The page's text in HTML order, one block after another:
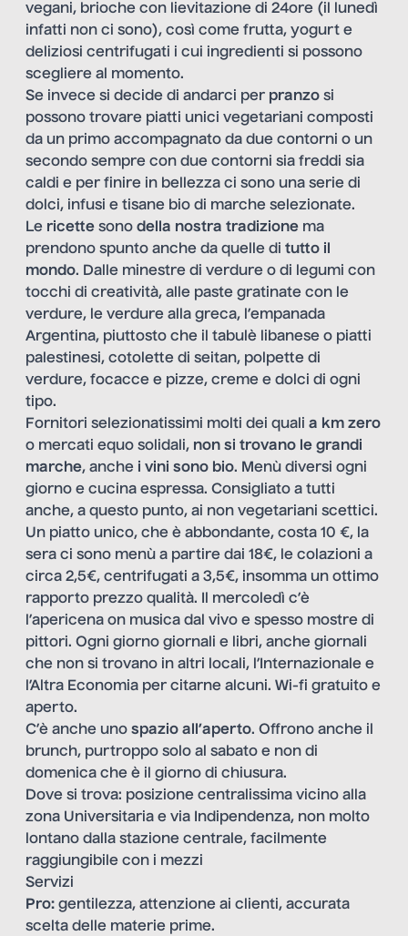
vegani, brioche con lievitazione di 24ore (il lunedì
infatti non ci sono), così come frutta, yogurt e
deliziosi centrifugati i cui ingredienti si possono
scegliere al momento.
Se invece si decide di andarci per pranzo si
possono trovare piatti unici vegetariani composti
da un primo accompagnato da due contorni o un
secondo sempre con due contorni sia freddi sia
caldi e per finire in bellezza ci sono una serie di
dolci, infusi e tisane bio di marche selezionate.
Le ricette sono della nostra tradizione ma
prendono spunto anche da quelle di tutto il
mondo. Dalle minestre di verdure o di legumi con
tocchi di creatività, alle paste gratinate con le
verdure, le verdure alla greca, l’empanada
Argentina, piuttosto che il tabulè libanese o piatti
palestinesi, cotolette di seitan, polpette di
verdure, focacce e pizze, creme e dolci di ogni
tipo.
Fornitori selezionatissimi molti dei quali a km zero
o mercati equo solidali, non si trovano le grandi
marche, anche i vini sono bio. Menù diversi ogni
giorno e cucina espressa. Consigliato a tutti
anche, a questo punto, ai non vegetariani scettici.
Un piatto unico, che è abbondante, costa 10 €, la
sera ci sono menù a partire dai 18€, le colazioni a
circa 2,5€, centrifugati a 3,5€, insomma un ottimo
rapporto prezzo qualità. Il mercoledì c’è
l’apericena on musica dal vivo e spesso mostre di
pittori. Ogni giorno giornali e libri, anche giornali
che non si trovano in altri locali, l’Internazionale e
l’Altra Economia per citarne alcuni. Wi-fi gratuito e
aperto.
C’è anche uno spazio all’aperto. Offrono anche il
brunch, purtroppo solo al sabato e non di
domenica che è il giorno di chiusura.
Dove si trova: posizione centralissima vicino alla
zona Universitaria e via Indipendenza, non molto
lontano dalla stazione centrale, facilmente
raggiungibile con i mezzi
Servizi
Pro: gentilezza, attenzione ai clienti, accurata
scelta delle materie prime.